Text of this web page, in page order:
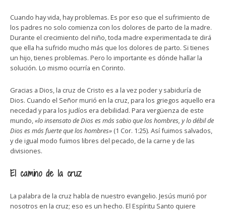
Cuando hay vida, hay problemas. Es por eso que el sufrimiento de
los padres no solo comienza con los dolores de parto de la madre.
Durante el crecimiento del niño, toda madre experimentada te dirá
que ella ha sufrido mucho más que los dolores de parto. Si tienes
un hijo, tienes problemas. Pero lo importante es dónde hallar la
solución. Lo mismo ocurría en Corinto.
Gracias a Dios, la cruz de Cristo es a la vez poder y sabiduría de
Dios. Cuando el Señor murió en la cruz, para los griegos aquello era
necedad y para los judíos era debilidad. Para vergüenza de este
mundo,«lo insensato de Dios es más sabio que los hombres, y lo débil de
Dios es más fuerte que los hombres» (1 Cor. 1:25). Así fuimos salvados,
y de igual modo fuimos libres del pecado, de la carne y de las
divisiones.
El camino de la cruz
La palabra de la cruz habla de nuestro evangelio. Jesús murió por
nosotros en la cruz; eso es un hecho. El Espíritu Santo quiere